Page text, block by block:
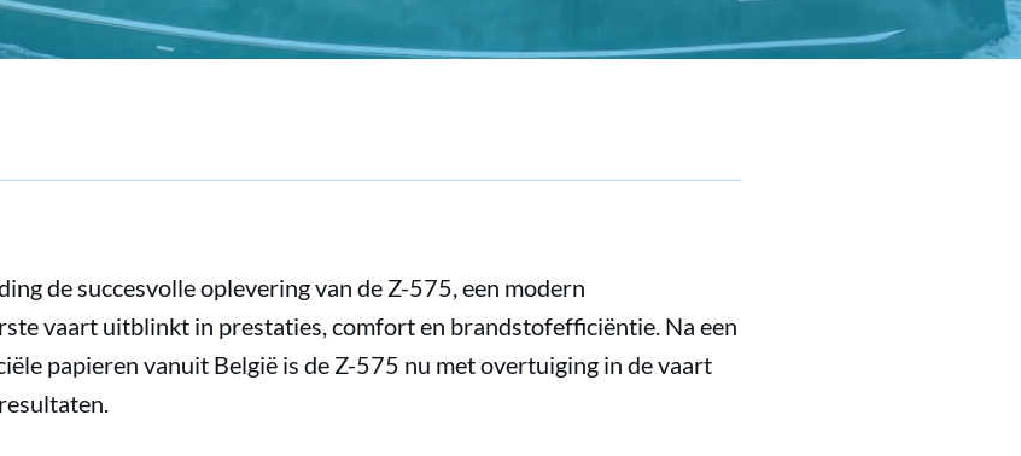
de succesvolle oplevering van de Z-575, een modern
vaart uitblinkt in prestaties, comfort en brandstofefficiëntie. Na een
papieren vanuit België is de Z-575 nu met overtuiging in de vaart